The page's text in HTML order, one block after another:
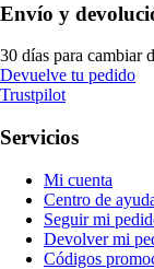
Envío y
30 días para cambiar
Devuelve tu pedido
Trustpilot
Servicios
Mi cuenta
Centro de
Seguir mi
Devolver mi
Códigos